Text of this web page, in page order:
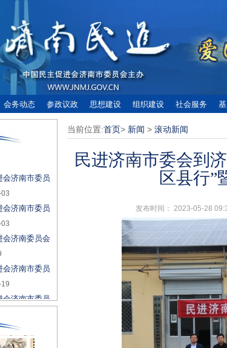
会务动态 参政议政 思想建设 组织建设 社会服务
当前位置:首页> 新闻 > 滚动新闻
民进济南市委会到
区县行”
发布时间： 2023-05-28